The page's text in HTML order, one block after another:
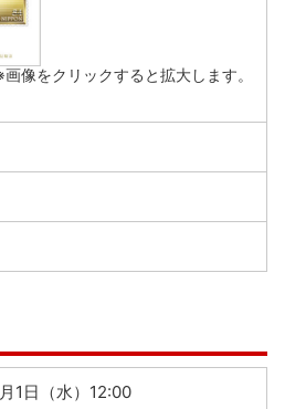
画像をクリックすると拡大します。
1日（水）12:00